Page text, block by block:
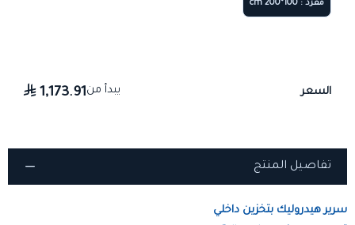
مفرد : 100*200 cm
السعر يبدأ من1,173.91
تفاصيل المنتج
سرير هيدروليك بتخزين داخلي